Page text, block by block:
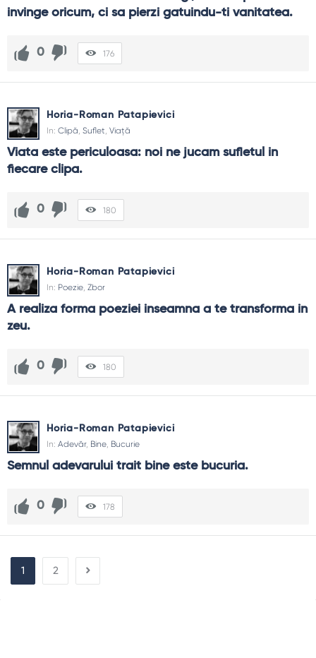
invinge oricum, ci sa pierzi gatuindu-ti vanitatea.
0 176
Horia-Roman Patapievici
In: Clipă, Suflet, Viață
Viata este periculoasa: noi ne jucam sufletul in
fiecare clipa.
0 180
Horia-Roman Patapievici
In: Poezie, Zbor
A realiza forma poeziei inseamna a te transforma in
zeu.
0 180
Horia-Roman Patapievici
In: Adevăr, Bine, Bucurie
Semnul adevarului trait bine este bucuria.
0 178
1 2